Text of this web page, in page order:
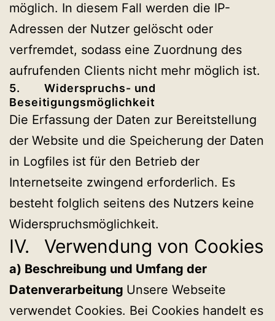
möglich. In diesem Fall werden die IP-
Adressen der Nutzer gelöscht oder
verfremdet, sodass eine Zuordnung des
aufrufenden Clients nicht mehr möglich ist.
5. Widerspruchs- und
Beseitigungsmöglichkeit
Die Erfassung der Daten zur Bereitstellung
der Website und die Speicherung der Daten
in Logfiles ist für den Betrieb der
Internetseite zwingend erforderlich. Es
besteht folglich seitens des Nutzers keine
Widerspruchsmöglichkeit.
IV. Verwendung von Cookies
a) Beschreibung und Umfang der
Datenverarbeitung Unsere Webseite
verwendet Cookies. Bei Cookies handelt es